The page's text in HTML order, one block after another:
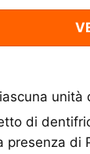
unità
di
di